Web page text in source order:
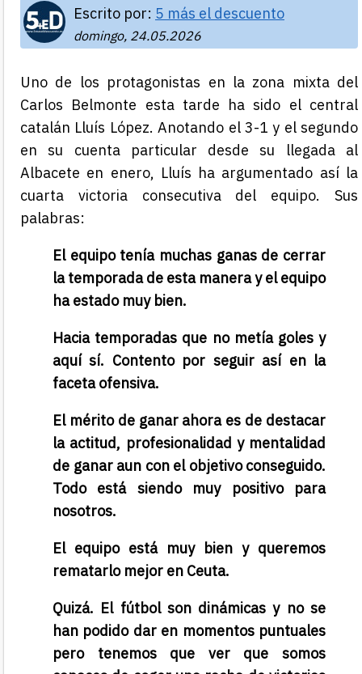
Escrito por: 5 más el descuento
domingo, 24.05.2026
Uno de los protagonistas en la zona mixta del
Carlos Belmonte esta tarde ha sido el central
catalán Lluís López. Anotando el 3-1 y el segundo
en su cuenta particular desde su llegada al
Albacete en enero, Lluís ha argumentado así la
cuarta victoria consecutiva del equipo. Sus
palabras:
El equipo tenía muchas ganas de cerrar
la temporada de esta manera y el equipo
ha estado muy bien.
Hacia temporadas que no metía goles y
aquí sí. Contento por seguir así en la
faceta ofensiva.
El mérito de ganar ahora es de destacar
la actitud, profesionalidad y mentalidad
de ganar aun con el objetivo conseguido.
Todo está siendo muy positivo para
nosotros.
El equipo está muy bien y queremos
rematarlo mejor en Ceuta.
Quizá. El fútbol son dinámicas y no se
han podido dar en momentos puntuales
pero tenemos que ver que somos